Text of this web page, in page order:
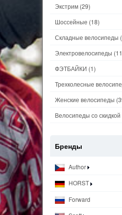
Экстрим (29)
Шоссейные (18)
Складные велосипеды
Электровелосипеды
ФЭТБАЙКИ (1)
Трехколесные
Женские велосипеды
Велосипеды со скидкой
Бренды
Author
HORST
Forward